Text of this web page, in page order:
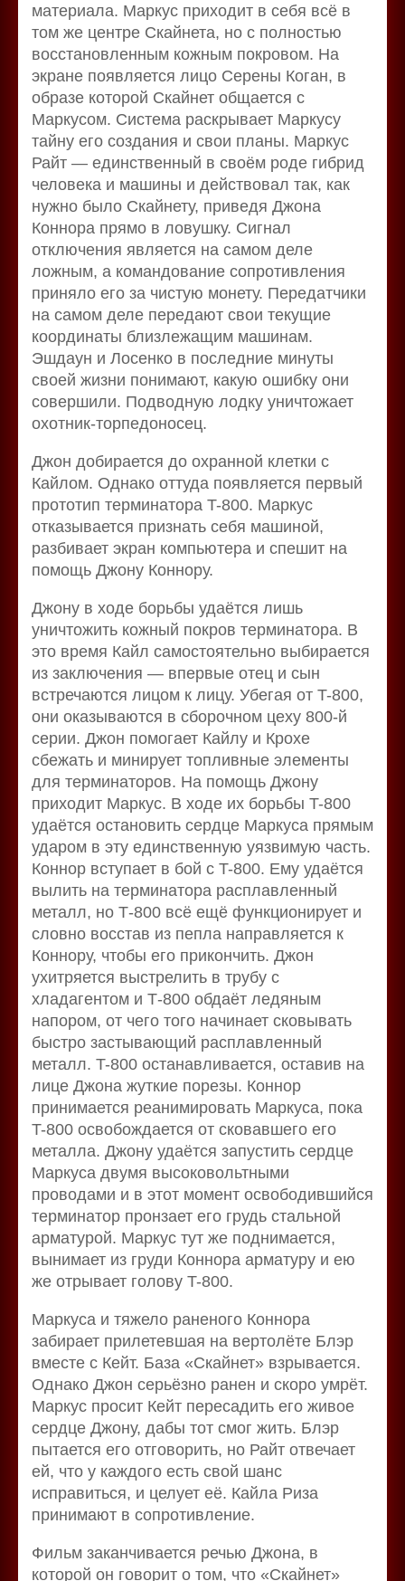
материала. Маркус приходит в себя всё в
том же центре Скайнета, но с полностью
восстановленным кожным покровом. На
экране появляется лицо Серены Коган, в
образе которой Скайнет общается с
Маркусом. Система раскрывает Маркусу
тайну его создания и свои планы. Маркус
Райт — единственный в своём роде гибрид
человека и машины и действовал так, как
нужно было Скайнету, приведя Джона
Коннора прямо в ловушку. Сигнал
отключения является на самом деле
ложным, а командование сопротивления
приняло его за чистую монету. Передатчики
на самом деле передают свои текущие
координаты близлежащим машинам.
Эшдаун и Лосенко в последние минуты
своей жизни понимают, какую ошибку они
совершили. Подводную лодку уничтожает
охотник-торпедоносец.
Джон добирается до охранной клетки с
Кайлом. Однако оттуда появляется первый
прототип терминатора T-800. Маркус
отказывается признать себя машиной,
разбивает экран компьютера и спешит на
помощь Джону Коннору.
Джону в ходе борьбы удаётся лишь
уничтожить кожный покров терминатора. В
это время Кайл самостоятельно выбирается
из заключения — впервые отец и сын
встречаются лицом к лицу. Убегая от T-800,
они оказываются в сборочном цеху 800-й
серии. Джон помогает Кайлу и Крохе
сбежать и минирует топливные элементы
для терминаторов. На помощь Джону
приходит Маркус. В ходе их борьбы T-800
удаётся остановить сердце Маркуса прямым
ударом в эту единственную уязвимую часть.
Коннор вступает в бой с T-800. Ему удаётся
вылить на терминатора расплавленный
металл, но Т-800 всё ещё функционирует и
словно восстав из пепла направляется к
Коннору, чтобы его прикончить. Джон
ухитряется выстрелить в трубу с
хладагентом и Т-800 обдаёт ледяным
напором, от чего того начинает сковывать
быстро застывающий расплавленный
металл. T-800 останавливается, оставив на
лице Джона жуткие порезы. Коннор
принимается реанимировать Маркуса, пока
T-800 освобождается от сковавшего его
металла. Джону удаётся запустить сердце
Маркуса двумя высоковольтными
проводами и в этот момент освободившийся
терминатор пронзает его грудь стальной
арматурой. Маркус тут же поднимается,
вынимает из груди Коннора арматуру и ею
же отрывает голову T-800.
Маркуса и тяжело раненого Коннора
забирает прилетевшая на вертолёте Блэр
вместе с Кейт. База «Скайнет» взрывается.
Однако Джон серьёзно ранен и скоро умрёт.
Маркус просит Кейт пересадить его живое
сердце Джону, дабы тот смог жить. Блэр
пытается его отговорить, но Райт отвечает
ей, что у каждого есть свой шанс
исправиться, и целует её. Кайла Риза
принимают в сопротивление.
Фильм заканчивается речью Джона, в
которой он говорит о том, что «Скайнет»